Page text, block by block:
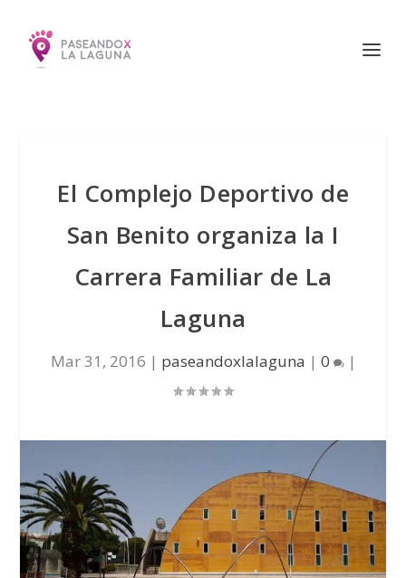
El Complejo Deportivo de
San Benito organiza la I
Carrera Familiar de La
Laguna
Mar 31, 2016 | paseandoxlalaguna | 0 |